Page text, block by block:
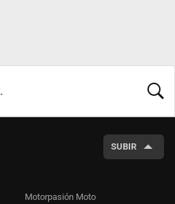
SUBIR
Motorpasión Moto